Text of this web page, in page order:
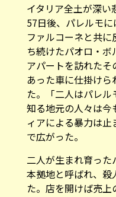
イタリア全土が深
57日後、パレルモに
ファルコーネと共
ち続けたパオロ・
アパートを訪れた
あった車に仕掛け
た。「二人はパレ
知る地元の人々は今
ィアによる暴力は
で広がった。
二人が生まれ育っ
本拠地と呼ばれ、殺
た。店を開けば売